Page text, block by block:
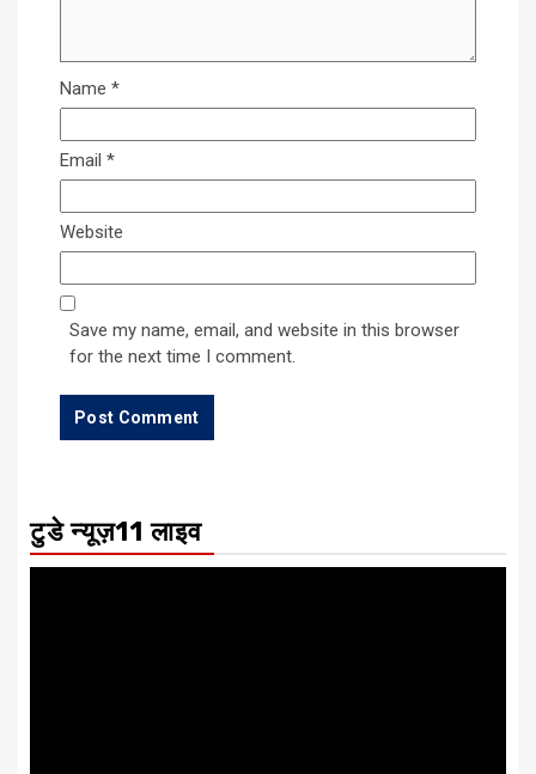
Name *
Email *
Website
Save my name, email, and website in this browser
for the next time I comment.
टुडे न्यूज़11 लाइव